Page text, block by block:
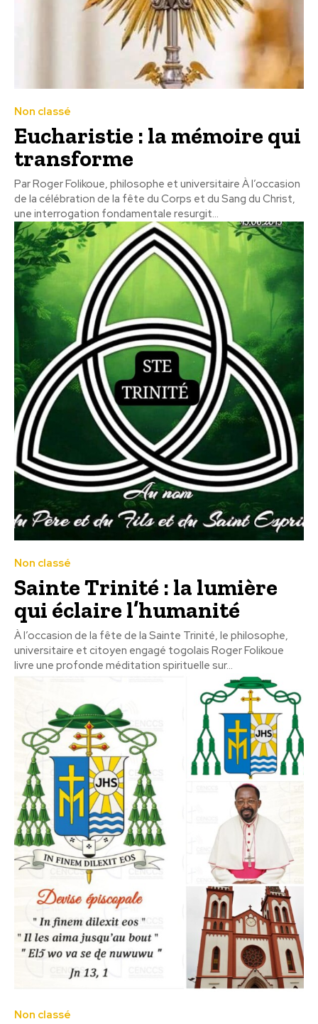
Non classé
Eucharistie : la mémoire qui
transforme
Par Roger Folikoue, philosophe et universitaire À l’occasion
de la célébration de la fête du Corps et du Sang du Christ,
une interrogation fondamentale resurgit...
Non classé
Sainte Trinité : la lumière
qui éclaire l’humanité
À l’occasion de la fête de la Sainte Trinité, le philosophe,
universitaire et citoyen engagé togolais Roger Folikoue
livre une profonde méditation spirituelle sur...
Non classé